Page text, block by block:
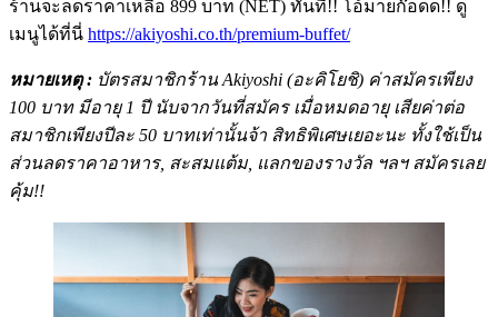
ร้านจะลดราคาเหลือ 899 บาท (NET) ทันที!! โอ้มายก๊อดด!! ดู
เมนูได้ที่นี่ https://akiyoshi.co.th/premium-buffet/
หมายเหตุ : บัตรสมาชิกร้าน Akiyoshi (อะคิโยชิ) ค่าสมัครเพียง
100 บาท มีอายุ 1 ปี นับจากวันที่สมัคร เมื่อหมดอายุ เสียค่าต่อ
สมาชิกเพียงปีละ 50 บาทเท่านั้นจ้า สิทธิพิเศษเยอะนะ ทั้งใช้เป็น
ส่วนลดราคาอาหาร, สะสมแต้ม, แลกของรางวัล ฯลฯ สมัครเลย
คุ้ม!!